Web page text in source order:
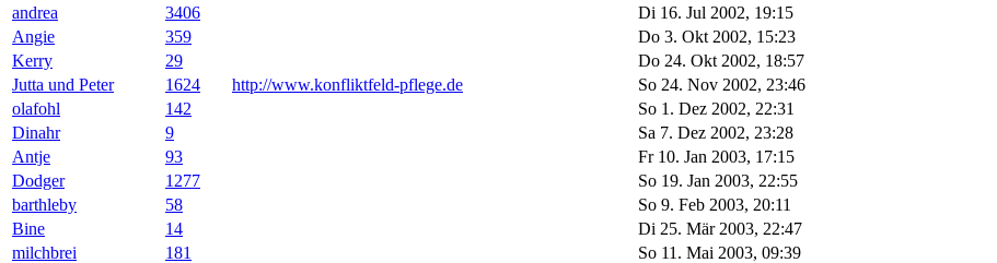
andrea
3406
Di 16. Jul 2002, 19:15
Angie
359
Do 3. Okt 2002, 15:23
Kerry
29
Do 24. Okt 2002, 18:57
Jutta und Peter
1624 http://www.konfliktfeld-pflege.de
So 24. Nov 2002, 23:46
olafohl
142
So 1. Dez 2002, 22:31
Dinahr
9
Sa 7. Dez 2002, 23:28
Antje
93
Fr 10. Jan 2003, 17:15
Dodger
1277
So 19. Jan 2003, 22:55
barthleby
58
So 9. Feb 2003, 20:11
Bine
14
Di 25. Mär 2003, 22:47
milchbrei
181
So 11. Mai 2003, 09:39